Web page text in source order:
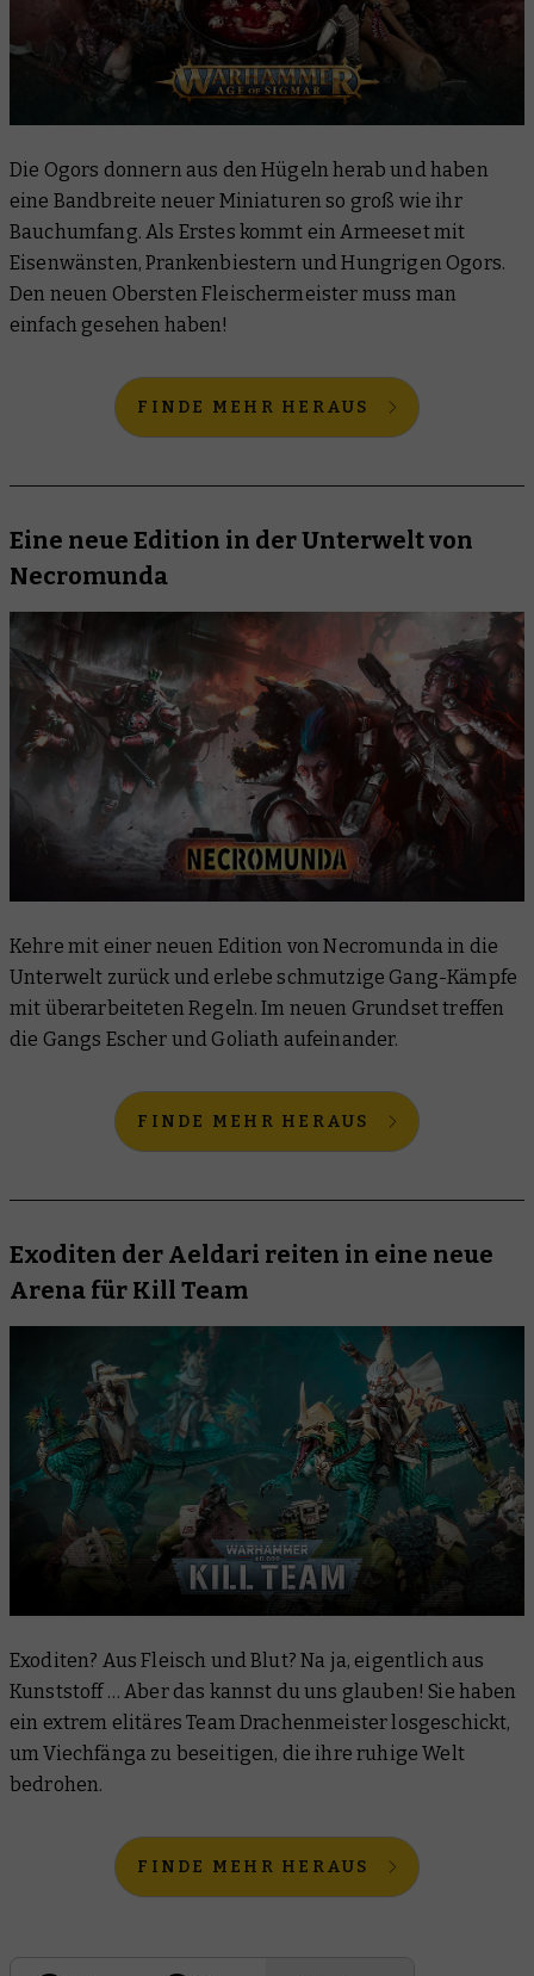
Die Ogors donnern aus den Hügeln herab und haben
eine Bandbreite neuer Miniaturen so groß wie ihr
Bauchumfang. Als Erstes kommt ein Armeeset mit
Eisenwänsten, Prankenbiestern und Hungrigen Ogors.
Den neuen Obersten Fleischermeister muss man
einfach gesehen haben!
FINDE MEHR HERAUS
Eine neue Edition in der Unterwelt von
Necromunda
Kehre mit einer neuen Edition von Necromunda in die
Unterwelt zurück und erlebe schmutzige Gang-Kämpfe
mit überarbeiteten Regeln. Im neuen Grundset treffen
die Gangs Escher und Goliath aufeinander.
FINDE MEHR HERAUS
Exoditen der Aeldari reiten in eine neue
Arena für Kill Team
Exoditen? Aus Fleisch und Blut? Na ja, eigentlich aus
Kunststoff … Aber das kannst du uns glauben! Sie haben
ein extrem elitäres Team Drachenmeister losgeschickt,
um Viechfänga zu beseitigen, die ihre ruhige Welt
bedrohen.
FINDE MEHR HERAUS